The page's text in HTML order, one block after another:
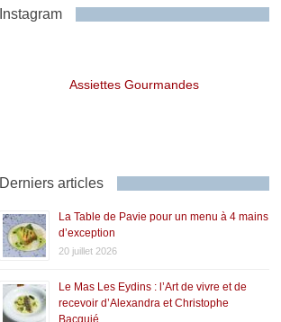
Instagram
Assiettes Gourmandes
Derniers articles
La Table de Pavie pour un menu à 4 mains
d’exception
20 juillet 2026
Le Mas Les Eydins : l’Art de vivre et de
recevoir d’Alexandra et Christophe
Bacquié